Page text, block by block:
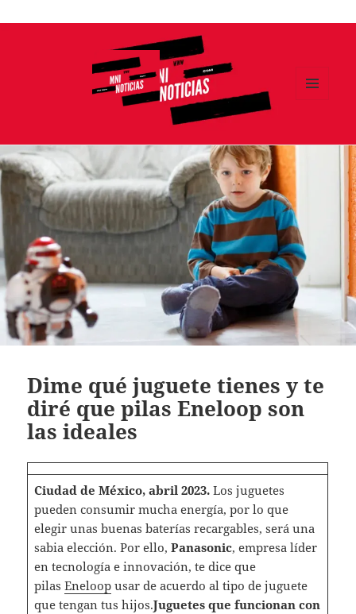
Ir
Dime qué juguete tienes y te
diré que pilas Eneloop son
las ideales
Ciudad de México, abril 2023. Los juguetes
pueden consumir mucha energía, por lo que
elegir unas buenas baterías recargables, será una
sabia elección. Por ello, Panasonic, empresa líder
en tecnología e innovación, te dice que
pilas Eneloopusar de acuerdo al tipo de juguete
que tengan tus hijos.Juguetes que funcionan con